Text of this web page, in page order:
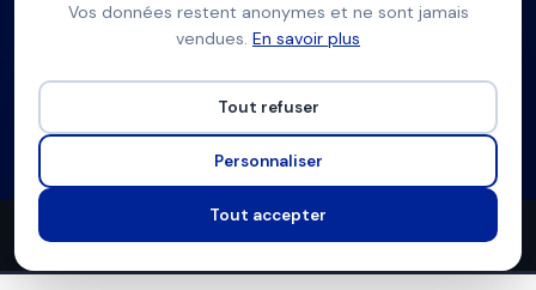
Benoît Mercuzot
Liste Divers
5propositions5thèmes couverts9candidats en lice
Vos données restent anonymes et ne sont jamais
vendues. En savoir plus
Tout refuser
Personnaliser
Tout accepter